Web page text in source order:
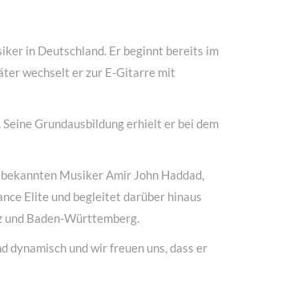
in Deutschland. Er beginnt bereits im
wechselt er zur E-Gitarre mit
Grundausbildung erhielt er bei dem
Musiker Amir John Haddad,
Elite und begleitet darüber hinaus
und Baden-Württemberg.
und wir freuen uns, dass er